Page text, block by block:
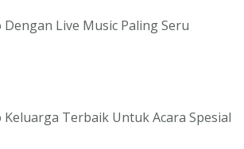
Dengan Live Music Paling Seru
Keluarga Terbaik Untuk Acara Spesial